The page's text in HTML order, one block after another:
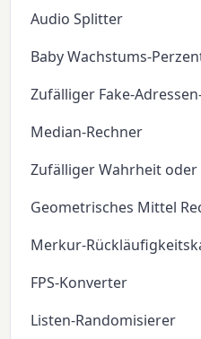
Audio Splitter
Baby Wachstums-
Zufälliger Fake-
Median-Rechner
Zufälliger Wahrheit
Geometrisches Mittel
Merkur-
FPS-Konverter
Listen-Randomisierer